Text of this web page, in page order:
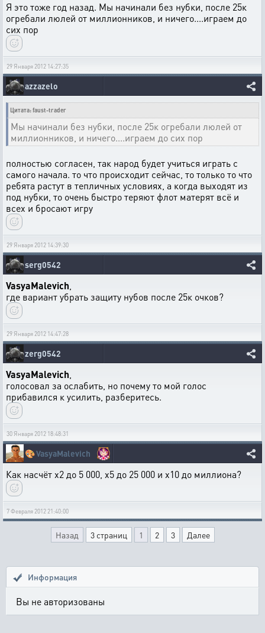
Я это тоже год назад. Мы начинали без нубки, после 25к
огребали люлей от миллионников, и ничего....играем до
сих пор
29 Января 2012 14:27:35
azzazelo
Цитата: faust-trader
Мы начинали без нубки, после 25к огребали люлей от
миллионников, и ничего....играем до сих пор
полностью согласен, так народ будет учиться играть с
самого начала. то что происходит сейчас, то только то что
ребята растут в тепличных условиях, а когда выходят из
под нубки, то очень быстро теряют флот матерят всё и
всех и бросают игру
29 Января 2012 14:39:30
serg0542
VasyaMalevich,
где вариант убрать защиту нубов после 25к очков?
29 Января 2012 14:47:28
zerg0542
VasyaMalevich,
голосовал за ослабить, но почему то мой голос
прибавился к усилить, разберитесь.
30 Января 2012 18:48:31
🎨VasyaMalevich
Как насчёт х2 до 5 000, х5 до 25 000 и х10 до миллиона?
7 Февраля 2012 21:40:00
Назад 3 страниц 1 2 3 Далее
Информация
Вы не авторизованы